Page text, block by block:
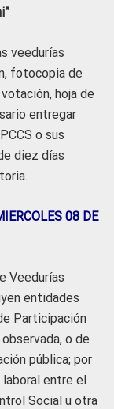
veedurías
fotocopia de
hoja de
entregar
o sus
diez días
08 DE
Veedurías
entidades
Participación
o de
pública; por
entre el
Social u otra